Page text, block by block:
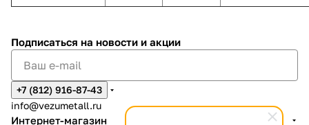
Подписаться на новости и акции
+7 (812) 916-87-43
info@vezumetall.ru
Интернет-магазин